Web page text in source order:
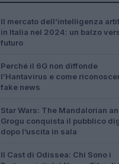
Il mercato dell’intelligenza
in Italia nel 2024: un balzo
futuro
Perché il 6G non diffonde
l’Hantavirus e come
fake news
Star Wars: The Mandalorian
Grogu conquista il pubblico
dopo l’uscita in sala
Il Cast di Odissea: Chi Sono i